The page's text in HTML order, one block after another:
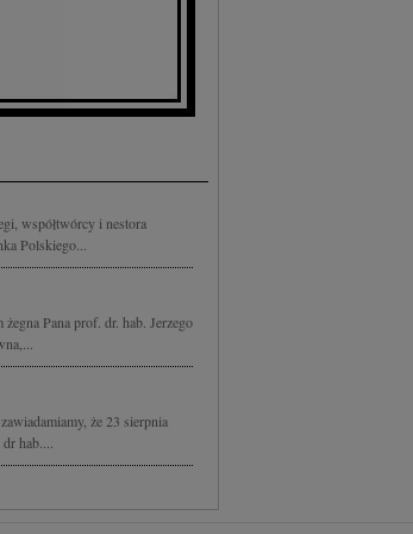
współtwórcy i nestora
Polskiego...
Pana prof. dr. hab. Jerzego
że 23 sierpnia
hab....